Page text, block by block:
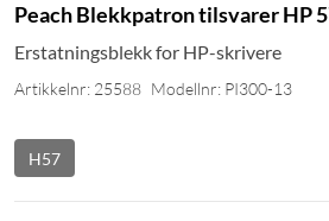
Peach Blekkpatron tilsvarer HP
Erstatningsblekk for HP-skrivere
Artikkelnr: 25588 Modellnr: PI300-13
H57